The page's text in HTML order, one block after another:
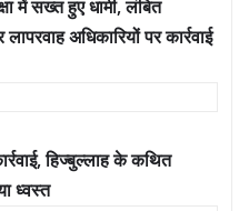
में सख्त हुए धामी, लंबित
अधिकारियों पर कार्रवाई
हिज्बुल्लाह के कथित
ध्वस्त